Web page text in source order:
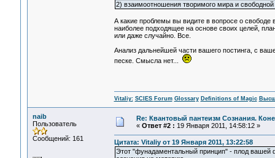
2) взаимоотношения творимого мира и свободной
А какие проблемы вы видите в вопросе о свободе
наиболее подходящее на основе своих целей,
или даже случайно. Все.
Анализ дальнейшей части вашего постинга, с
песке. Смысла нет...
Vitaliy: SCIES Forum Glossary Definitions of Magic
naib
Пользователь
Сообщений: 161
Re: Квантовый пантеизм Сознания.
« Ответ #2 : 19 Января 2011, 14:58:12 »
Цитата: Vitaliy от 19 Января 2011, 13:22:58
Этот "фунадаментальный принцип" - плод вашей